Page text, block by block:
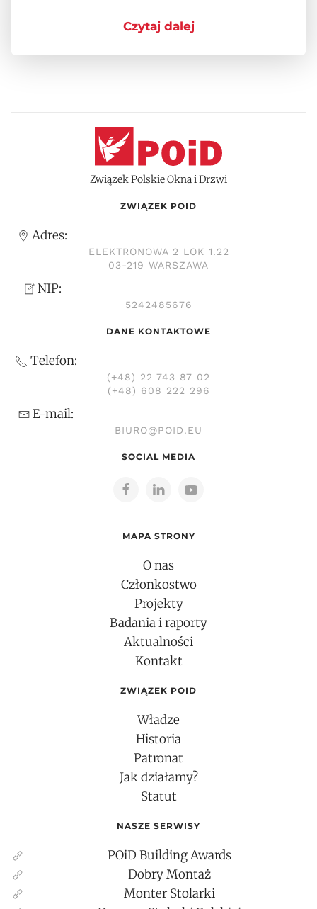
Czytaj dalej
Związek Polskie Okna i Drzwi
ZWIĄZEK POID
Adres:
ELEKTRONOWA 2 LOK 1.22
03-219 WARSZAWA
NIP:
5242485676
DANE KONTAKTOWE
Telefon:
(+48) 22 743 87 02
(+48) 608 222 296
E-mail:
BIURO@POID.EU
SOCIAL MEDIA
MAPA STRONY
O nas
Członkostwo
Projekty
Badania i raporty
Aktualności
Kontakt
ZWIĄZEK POID
Władze
Historia
Patronat
Jak działamy?
Statut
NASZE SERWISY
POiD Building Awards
Dobry Montaż
Monter Stolarki